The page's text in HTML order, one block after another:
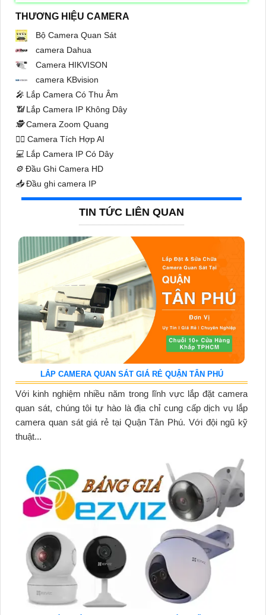
THƯƠNG HIỆU CAMERA
Bộ Camera Quan Sát
camera Dahua
Camera HIKVISON
camera KBvision
️🎤️ Lắp Camera Có Thu Âm
📶Lắp Camera IP Không Dây
🕵️Camera Zoom Quang
🧛‍♀️ Camera Tích Hợp AI
💻 Lắp Camera IP Có Dây
⚙️ Đầu Ghi Camera HD
📥Đầu ghi camera IP
TIN TỨC LIÊN QUAN
LẮP CAMERA QUAN SÁT GIÁ RẺ QUẬN TÂN PHÚ
Với kinh nghiệm nhiều năm trong lĩnh vực lắp đặt camera
quan sát, chúng tôi tự hào là địa chỉ cung cấp dịch vụ lắp
camera quan sát giá rẻ tại Quận Tân Phú. Với đội ngũ kỹ
thuật...